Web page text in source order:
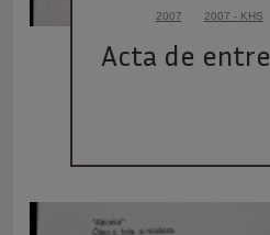
2007 2007 - KHS
Acta de